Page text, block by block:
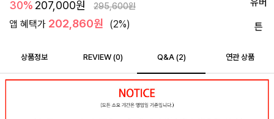
30% 207,000원 295,600원
앱 혜택가 202,860원 (2%)
상품정보 REVIEW (0) Q&A (2) 연관 상품